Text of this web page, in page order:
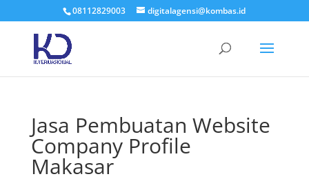
08112829003 digitalagensi@kombas.id
Jasa Pembuatan Website
Company Profile
Makasar